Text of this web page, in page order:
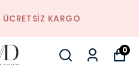
KARGO
0